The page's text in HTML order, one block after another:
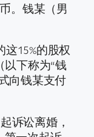
。钱某（男
15%的股权
以下称为“钱
向钱某支付
诉讼离婚，